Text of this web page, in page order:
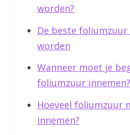
worden?
De beste
worden
Wanneer moet je
foliumzuur innemen?
Hoeveel foliumzuur
innemen?